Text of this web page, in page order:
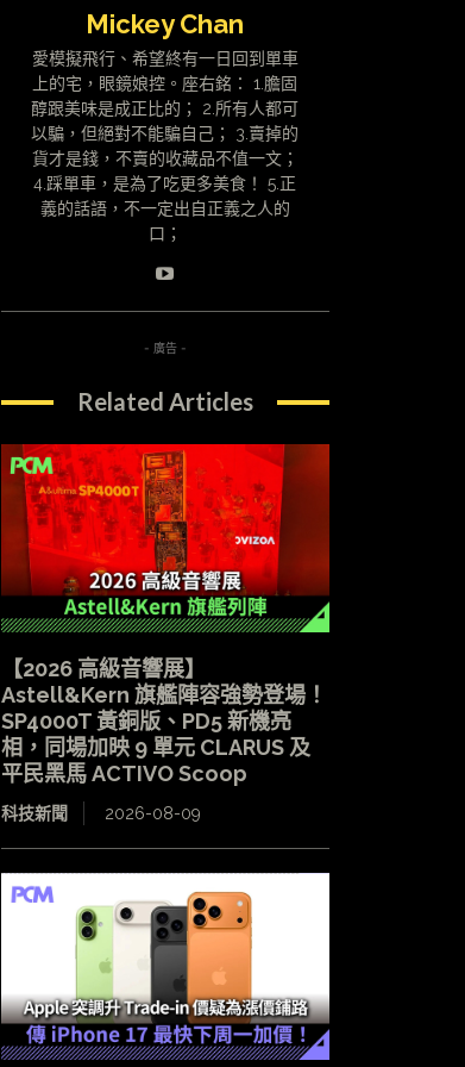
Mickey Chan
愛模擬飛行、希望終有一日回到單車
上的宅，眼鏡娘控。座右銘： 1.膽固
醇跟美味是成正比的； 2.所有人都可
以騙，但絕對不能騙自己； 3.賣掉的
貨才是錢，不賣的收藏品不值一文；
4.踩單車，是為了吃更多美食！ 5.正
義的話語，不一定出自正義之人的
口；
- 廣告 -
Related Articles
【2026 高級音響展】
Astell&Kern 旗艦陣容強勢登場！
SP4000T 黃銅版、PD5 新機亮
相，同場加映 9 單元 CLARUS 及
平民黑馬 ACTIVO Scoop
科技新聞 2026-08-09